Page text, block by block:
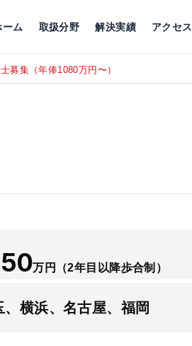
ーム 取扱分野 解決実績 アクセス
募集（年俸1080万円〜）
万円 （2年目以降歩合制）
横浜、名古屋、福岡